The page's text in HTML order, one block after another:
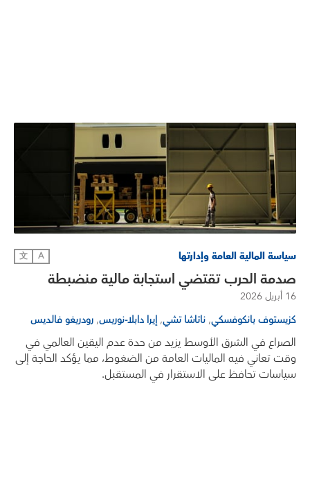
سياسة المالية العامة وإدارتها A
文
صدمة الحرب تقتضي استجابة مالية منضبطة
16 أبريل 2026
كزيستوف بانكوفسكي, ناتاشا تشي, إيرا دابلا-نوريس, رودريغو فالديس
الصراع في الشرق الأوسط يزيد من حدة عدم اليقين العالمي في
وقت تعاني فيه الماليات العامة من الضغوط، مما يؤكد الحاجة إلى
سياسات تحافظ على الاستقرار في المستقبل.